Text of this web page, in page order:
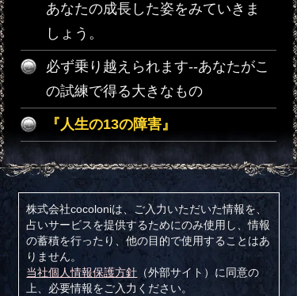
あなたの成長した姿をみていきま
しょう。
必ず乗り越えられます--あなたがこ
の試練で得る大きなもの
『人生の13の障害』
株式会社cocoloniは、ご入力いただいた情報を、
占いサービスを提供するためにのみ使用し、情報
の蓄積を行ったり、他の目的で使用することはあ
りません。
当社個人情報保護方針 （外部サイト）に同意の
上、必要情報をご入力ください。